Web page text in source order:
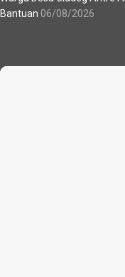
Bantuan 06/08/2026